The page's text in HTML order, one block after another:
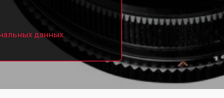
данных.